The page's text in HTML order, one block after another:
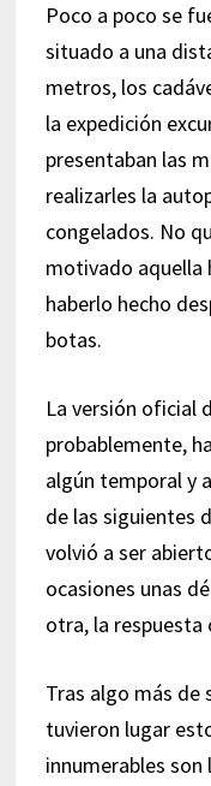
Poco a poco se
situado a una
metros, los
la expedición
presentaban las
realizarles la
congelados. No
motivado aquella
haberlo hecho
botas.
La versión oficial
probablemente,
algún temporal y
de las siguientes
volvió a ser
ocasiones unas
otra, la respuesta
Tras algo más de
tuvieron lugar
innumerables